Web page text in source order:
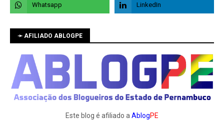
➛ AFILIADO ABLOGPE
Este blog é afiliado a AblogPE